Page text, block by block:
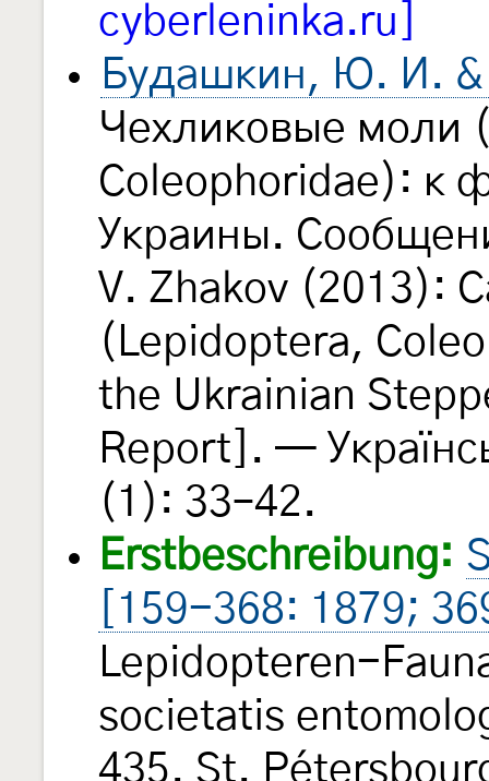
cyberleninka.ru]
Будашкин, Ю. И.
Чехликовые моли
Coleophoridae): к
Украины.
V. Zhakov (2013):
(Lepidoptera,
the Ukrainian
Report]. —
(1): 33–42.
Erstbeschreibung:
[159-368: 1879;
Lepidopteren-
societatis
435. St.